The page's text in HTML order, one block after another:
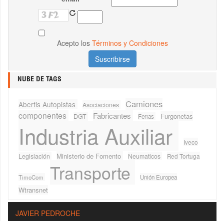
Acepto los Términos y Condiciones
NUBE DE TAGS
Abertis Autopistas Asociaciones Camiones
componentes DGT Fabricantes Ferias Furgonetas
Industria Auxiliar
Iveco
Legislación
Ministerio de Fomento Neumaticos Red Tortuga
TimoCom Transporte Unión Europea
Wtransnet
JAVIER PEDROCHE